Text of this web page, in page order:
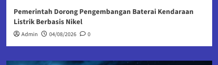
Pemerintah Dorong Pengembangan Baterai Kendaraan
Listrik Berbasis Nikel
Admin 04/08/2026 0